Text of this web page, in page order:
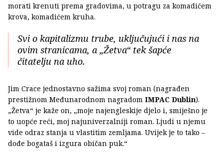
morati krenuti prema gradovima, u potragu za komadićem
krova, komadićem kruha.
Svi o kapitalizmu trube, uključujući i nas na
ovim stranicama, a „Žetva“ tek šapće
čitatelju na uho.
Jim Crace jednostavno sažima svoj roman (nagrađen
prestižnom Međunarodnom nagradom IMPAC Dublin).
„Žetva“ je kaže on, „moje najengleskije djelo i, smiješno je
to uopće reći, moj najuniverzalniji roman. Ljudi u njemu
vide odraz stanja u vlastitim zemljama. Uvijek je to tako –
dođe bogataš i izgura običan puk.“